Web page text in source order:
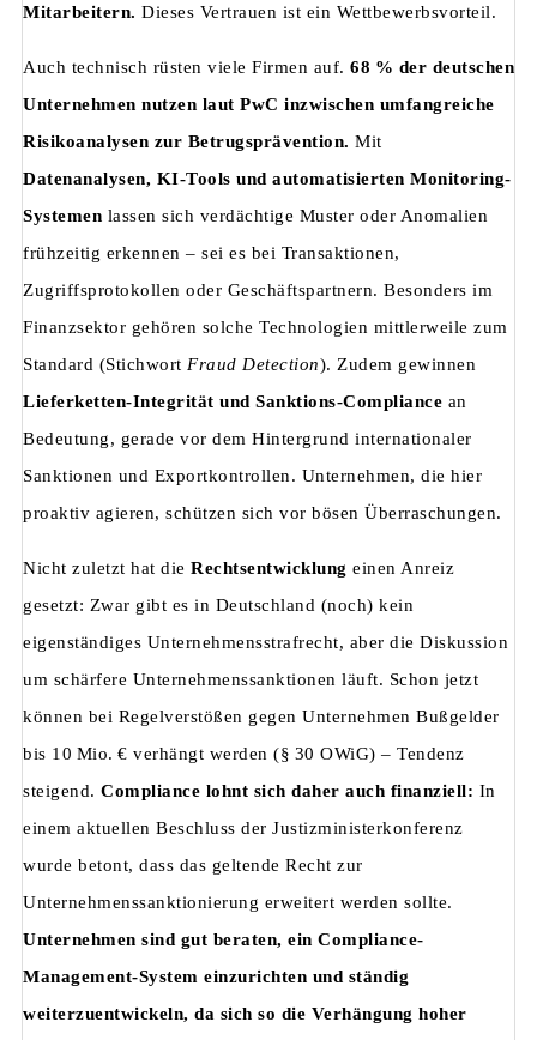
Mitarbeitern. Dieses Vertrauen ist ein Wettbewerbsvorteil.
Auch technisch rüsten viele Firmen auf. 68 % der deutschen
Unternehmen nutzen laut PwC inzwischen umfangreiche
Risikoanalysen zur Betrugsprävention. Mit
Datenanalysen, KI-Tools und automatisierten Monitoring-
Systemen lassen sich verdächtige Muster oder Anomalien
frühzeitig erkennen – sei es bei Transaktionen,
Zugriffsprotokollen oder Geschäftspartnern. Besonders im
Finanzsektor gehören solche Technologien mittlerweile zum
Standard (Stichwort Fraud Detection). Zudem gewinnen
Lieferketten-Integrität und Sanktions-Compliance an
Bedeutung, gerade vor dem Hintergrund internationaler
Sanktionen und Exportkontrollen. Unternehmen, die hier
proaktiv agieren, schützen sich vor bösen Überraschungen.
Nicht zuletzt hat die Rechtsentwicklung einen Anreiz
gesetzt: Zwar gibt es in Deutschland (noch) kein
eigenständiges Unternehmensstrafrecht, aber die Diskussion
um schärfere Unternehmenssanktionen läuft. Schon jetzt
können bei Regelverstößen gegen Unternehmen Bußgelder
bis 10 Mio. € verhängt werden (§ 30 OWiG) – Tendenz
steigend. Compliance lohnt sich daher auch finanziell: In
einem aktuellen Beschluss der Justizministerkonferenz
wurde betont, dass das geltende Recht zur
Unternehmenssanktionierung erweitert werden sollte.
Unternehmen sind gut beraten, ein Compliance-
Management-System einzurichten und ständig
weiterzuentwickeln, da sich so die Verhängung hoher